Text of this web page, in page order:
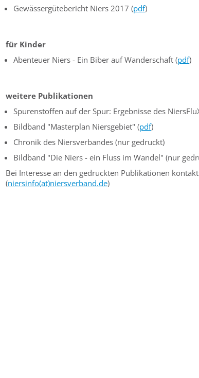
Gewässergütebericht Niers 2017 (pdf)
für Kinder
Abenteuer Niers - Ein Biber auf Wanderschaft (pdf)
weitere Publikationen
Spurenstoffen auf der Spur: Ergebnisse des
Bildband "Masterplan Niersgebiet" (pdf)
Chronik des Niersverbandes (nur gedruckt)
Bildband "Die Niers - ein Fluss im Wandel" (nur
Bei Interesse an den gedruckten Publikationen
(niersinfo(at)niersverband.de)